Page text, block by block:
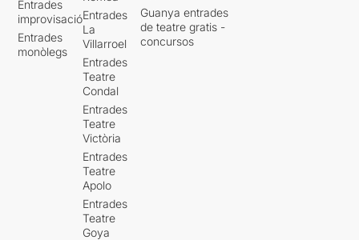
Entrades
improvisació
Entrades
monòlegs
Entrades
La
Villarroel
Entrades
Teatre
Condal
Entrades
Teatre
Victòria
Entrades
Teatre
Apolo
Entrades
Teatre
Goya
Guanya entrades
de teatre gratis -
concursos